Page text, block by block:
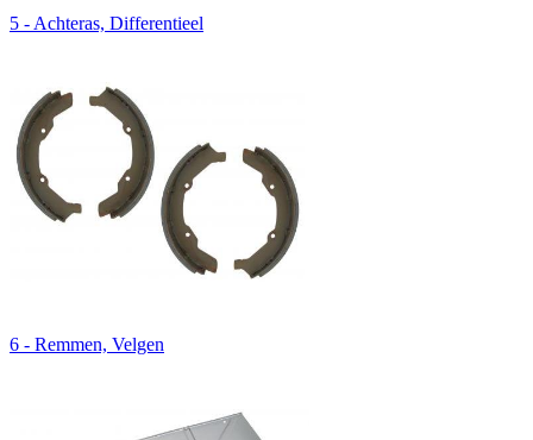
5 - Achteras, Differentieel
6 - Remmen, Velgen